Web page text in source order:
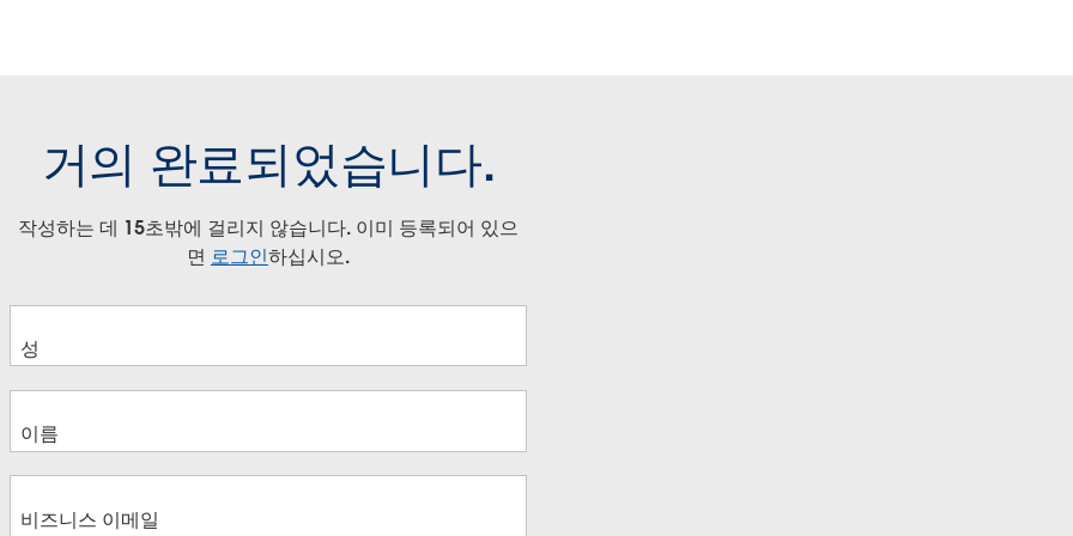
거의 완료되었습니다.
작성하는 데 15초밖에 걸리지 않습니다. 이미 등록되어 있으
면 로그인하십시오.